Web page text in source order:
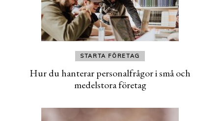
STARTA FÖRETAG
Hur du hanterar personalfrågor i små och
medelstora företag